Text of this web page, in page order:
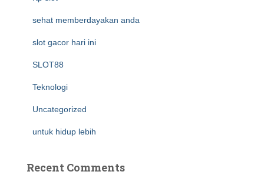
sehat memberdayakan anda
slot gacor hari ini
SLOT88
Teknologi
Uncategorized
untuk hidup lebih
Recent Comments